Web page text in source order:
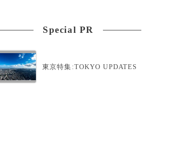
Special PR
東京特集:TOKYO UPDATES